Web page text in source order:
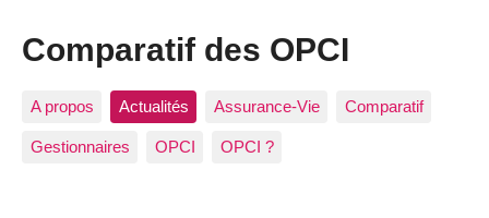
Comparatif des OPCI
A propos Actualités Assurance-Vie Comparatif
Gestionnaires OPCI OPCI ?